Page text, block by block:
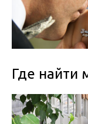
Где найти